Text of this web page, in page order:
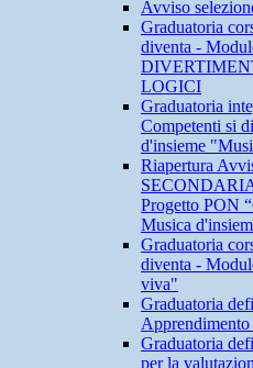
Avviso
Graduatoria
diventa -
LOGICI
Graduatoria
Competenti si
d'insieme
Riapertura
Progetto PON
Musica
Graduatoria
diventa -
viva"
Graduatoria
Graduatoria
per la